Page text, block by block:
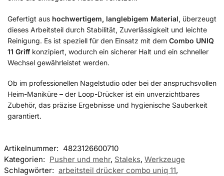
Gefertigt aus hochwertigem, langlebigem Material, überzeugt
dieses Arbeitsteil durch Stabilität, Zuverlässigkeit und leichte
Reinigung. Es ist speziell für den Einsatz mit dem Combo UNIQ
11 Griffkonzipiert, wodurch ein sicherer Halt und ein schneller
Wechsel gewährleistet werden.
Ob im professionellen Nagelstudio oder bei der anspruchsvollen
Heim-Maniküre – der Loop-Drücker ist ein unverzichtbares
Zubehör, das präzise Ergebnisse und hygienische Sauberkeit
garantiert.
Artikelnummer: 4823126600710
Kategorien: Pusher und mehr, Staleks, Werkzeuge
Schlagwörter: arbeitsteil drücker combo uniq 11,